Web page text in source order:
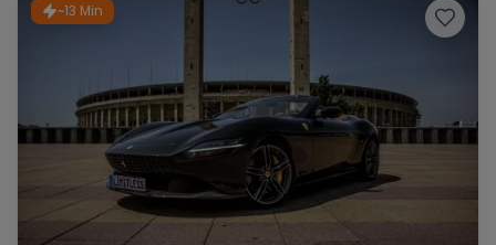
~13 Min